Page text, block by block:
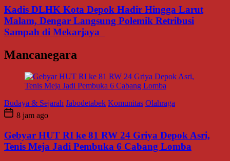
Kadis DLHK Kota Depok Hadir Hingga Larut
Malam, Dengar Langsung Polemik Retribusi
Sampah di Mekarjaya
Mancanegara
Budaya & Sejarah Jabodetabek Komunitas Olahraga
8 jam ago
Gebyar HUT RI ke 81 RW 24 Griya Depok Asri,
Tenis Meja Jadi Pembuka 6 Cabang Lomba